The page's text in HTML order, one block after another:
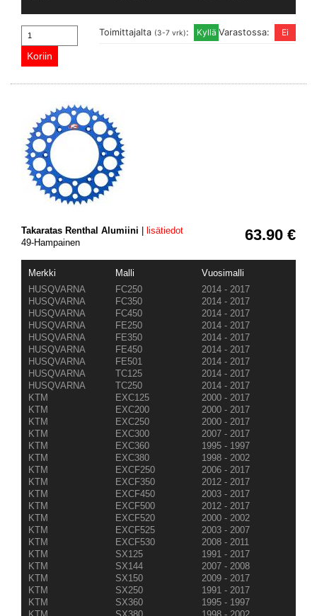
Varastossa:
Toimittajalta (3-7 vrk):
63.90 €
Takaratas Renthal Alumiini
lisätiedot
49-Hampainen
Merkki Malli
Vuosimalli
HUSQVARNA
FC250
2014 - 2017
HUSQVARNA
FC350
2014 - 2017
HUSQVARNA
FC450
2014 - 2017
HUSQVARNA
FE250
2014 - 2017
HUSQVARNA
FE350
2014 - 2017
HUSQVARNA
FE450
2014 - 2017
HUSQVARNA
FE501
2014 - 2017
HUSQVARNA
TC125
2014 - 2017
HUSQVARNA
TC250
2014 - 2017
KTM
EXC125
2000 - 2017
KTM
EXC200
2000 - 2017
KTM
EXC250
2000 - 2017
KTM
EXC300
2007 - 2017
KTM
EXC360
1995 - 1997
KTM
EXC380
1998 - 2002
KTM
EXCF250
2006 - 2017
KTM
EXCF350
2012 - 2017
KTM
EXCF450
2003 - 2017
KTM
EXCF500
2012 - 2017
KTM
EXCF520
2000 - 2002
KTM
EXCF525
2003 - 2007
KTM
EXCF530
2008 - 2011
KTM
SX125
1991 - 2017
KTM
SX144
2007 - 2008
KTM
SX150
2009 - 2017
KTM
SX250
1991 - 2017
KTM
SX360
1995 - 1997